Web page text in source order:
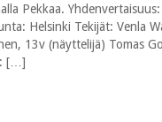
Pekkaa.
Helsinki Tekijät: Venla
13v (näyttelijä) Tomas
[…]